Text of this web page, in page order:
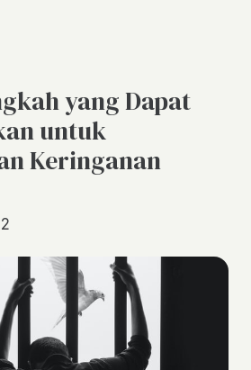
yang Dapat
untuk
Keringanan